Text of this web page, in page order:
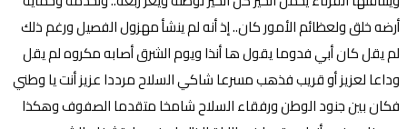
أرضه خلق ولعظائم الأمور كان.. إذ أنه لم ينشأ مهزول الفصيل ورغم ذلك
لم يقل كان أبي فدوما يقول ها أنذا ويوم الشرق أصابه مكروه لم يقل
وداعا لعزيز أو قريب فذهب مسرعا شاكي السلاح مرددا عزيز أنت يا وطني
فكان بين جنود الوطن ورفقاء السلاح شامخا متقدما الصفوف وهكذا